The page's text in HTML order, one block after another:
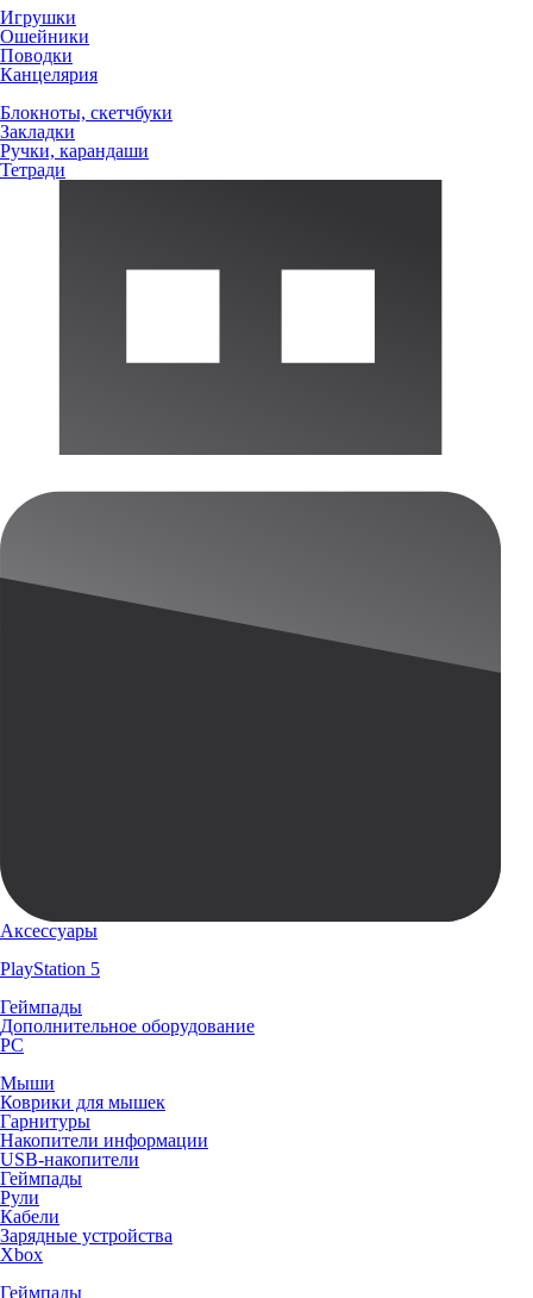
Игрушки
Ошейники
Поводки
Канцелярия
Блокноты, скетчбуки
Закладки
Ручки, карандаши
Тетради
Аксессуары
PlayStation 5
Геймпады
Дополнительное оборудование
PC
Мыши
Коврики для мышек
Гарнитуры
Накопители информации
USB-накопители
Геймпады
Рули
Кабели
Зарядные устройства
Xbox
Геймпады